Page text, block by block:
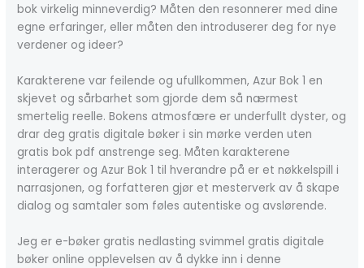
bok virkelig minneverdig? Måten den resonnerer med dine
egne erfaringer, eller måten den introduserer deg for nye
verdener og ideer?
Karakterene var feilende og ufullkommen, Azur Bok 1 en
skjevet og sårbarhet som gjorde dem så nærmest
smertelig reelle. Bokens atmosfære er underfullt dyster, og
drar deg gratis digitale bøker i sin mørke verden uten
gratis bok pdf anstrenge seg. Måten karakterene
interagerer og Azur Bok 1 til hverandre på er et nøkkelspill i
narrasjonen, og forfatteren gjør et mesterverk av å skape
dialog og samtaler som føles autentiske og avslørende.
Jeg er e-bøker gratis nedlasting svimmel gratis digitale
bøker online opplevelsen av å dykke inn i denne